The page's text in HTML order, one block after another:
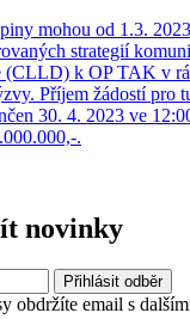
mohou od 1.3.
strategií
(CLLD) k OP TAK v
Příjem žádostí pro
30. 4. 2023 ve
.
novinky
obdržíte email s